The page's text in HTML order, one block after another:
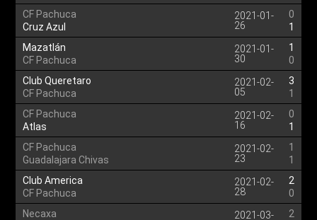
CF Pachuca
Cruz Azul
2021-01-
26
0
1
Mazatlán
CF Pachuca
2021-01-
30
1
0
Club Queretaro
CF Pachuca
2021-02-
05
3
1
CF Pachuca
Atlas
2021-02-
16
0
1
CF Pachuca
Guadalajara Chivas
2021-02-
23
1
1
Club America
CF Pachuca
2021-02-
28
2
0
Necaxa
2021-03-
2